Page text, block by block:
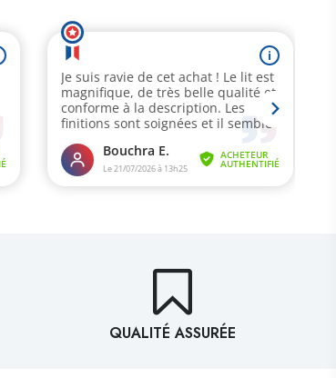
QUALITÉ ASSURÉE